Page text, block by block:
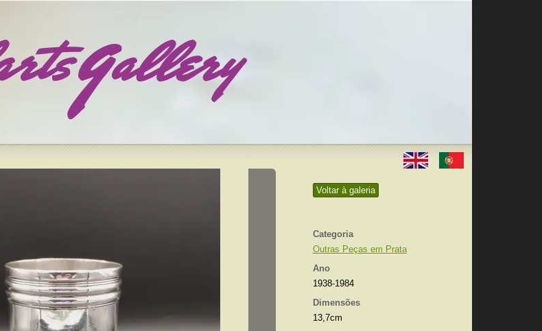
Voltar à galeria
Categoria
Outras Peças em Prata
Ano
1938-1984
Dimensões
13,7cm